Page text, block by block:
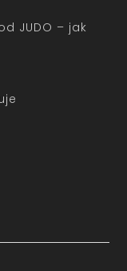
JUDO – jak